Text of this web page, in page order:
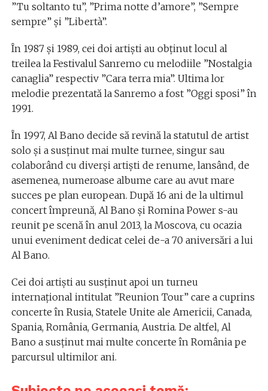
”Tu soltanto tu”, ”Prima notte d’amore”, ”Sempre
sempre” şi ”Libertà”.
În 1987 şi 1989, cei doi artişti au obţinut locul al
treilea la Festivalul Sanremo cu melodiile ”Nostalgia
canaglia” respectiv ”Cara terra mia”. Ultima lor
melodie prezentată la Sanremo a fost ”Oggi sposi” în
1991.
În 1997, Al Bano decide să revină la statutul de artist
solo şi a susţinut mai multe turnee, singur sau
colaborând cu diverşi artişti de renume, lansând, de
asemenea, numeroase albume care au avut mare
succes pe plan european. După 16 ani de la ultimul
concert împreună, Al Bano şi Romina Power s-au
reunit pe scenă în anul 2013, la Moscova, cu ocazia
unui eveniment dedicat celei de-a 70 aniversări a lui
Al Bano.
Cei doi artişti au susţinut apoi un turneu
internaţional intitulat ”Reunion Tour” care a cuprins
concerte în Rusia, Statele Unite ale Americii, Canada,
Spania, România, Germania, Austria. De altfel, Al
Bano a susţinut mai multe concerte în România pe
parcursul ultimilor ani.